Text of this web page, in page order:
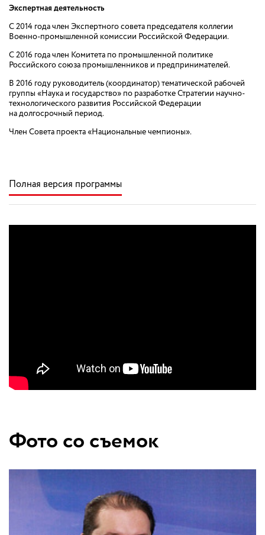
Экспертная деятельность
С 2014 года член Экспертного совета председателя коллегии
Военно-промышленной комиссии Российской Федерации.
С 2016 года член Комитета по промышленной политике
Российского союза промышленников и предпринимателей.
В 2016 году руководитель (координатор) тематической рабочей
группы «Наука и государство» по разработке Стратегии научно-
технологического развития Российской Федерации
на долгосрочный период.
Член Совета проекта «Национальные чемпионы».
Полная версия программы
Фото со съемок